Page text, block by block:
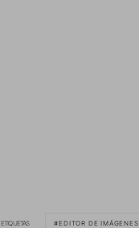
ETIQUETAS EDITOR DE IMÁGENES